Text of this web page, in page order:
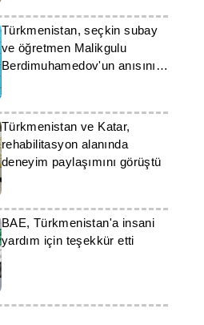
Türkmenistan, seçkin subay
ve öğretmen Malikgulu
Berdimuhamedov'un anısını
Türkmenistan ve Katar,
rehabilitasyon alanında
deneyim paylaşımını görüştü
BAE, Türkmenistan'a insani
yardım için teşekkür etti